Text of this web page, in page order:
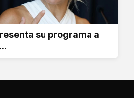
su programa a